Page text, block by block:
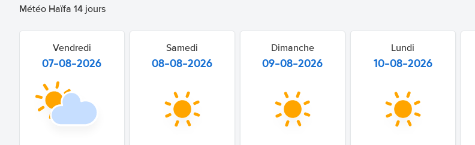
Météo Haïfa 14 jours
Vendredi
07-08-2026
Samedi
08-08-2026
Dimanche
09-08-2026
Lundi
10-08-2026